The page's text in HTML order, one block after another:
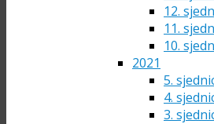
12.
11.
10.
2021
5.
4.
3.